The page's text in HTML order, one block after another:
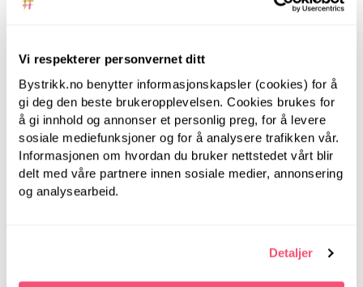
Vi respekterer personvernet ditt
Bystrikk.no benytter informasjonskapsler (cookies) for å
gi deg den beste brukeropplevelsen. Cookies brukes for
å gi innhold og annonser et personlig preg, for å levere
sosiale mediefunksjoner og for å analysere trafikken vår.
Informasjonen om hvordan du bruker nettstedet vårt blir
delt med våre partnere innen sosiale medier, annonsering
og analysearbeid.
Detaljer
LanternMoon
Lantern Moon, 40 cm,
4.50 mm -
Rundpinner i tre
LanternMoon
Lantern Moon, 40 cm,
5.00 mm -
Rundpinner i tre